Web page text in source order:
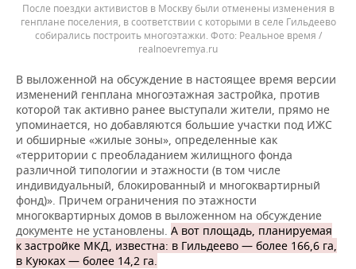
После поездки активистов в Москву были отменены изменения в
генплане поселения, в соответствии с которыми в селе Гильдеево
собирались построить многоэтажки.
Реальное время /
realnoevremya.ru
В выложенной на обсуждение в настоящее время версии
изменений генплана многоэтажная застройка, против
которой так активно ранее выступали жители, прямо не
упоминается, но добавляются большие участки под ИЖС
и обширные «жилые зоны», определенные как
«территории с преобладанием жилищного фонда
различной типологии и этажности (в том числе
индивидуальный, блокированный и многоквартирный
фонд)». Причем ограничения по этажности
многоквартирных домов в выложенном на обсуждение
документе не установлены. А вот площадь, планируемая
к застройке МКД, известна: в Гильдеево — более 166,6 га,
в Куюках — более 14,2 га.